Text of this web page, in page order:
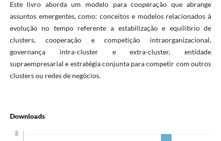
Este livro aborda um modelo para cooperação que abrange
assuntos emergentes, como: conceitos e modelos relacionados à
evolução no tempo referente a estabilização e equilíbrio de
clusters, cooperação e competição intraorganizacional,
governança intra-cluster e extra-cluster, entidade
supraempresarial e estratégia conjunta para competir com outros
clusters ou redes de negócios.
Downloads